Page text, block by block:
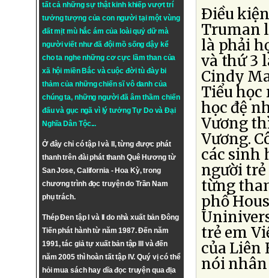
tất cả những sự thật kinh khiếp vượt trí
tưởng tượng của con người tại một vùng
đất mịt mù hắc ám của loài quỷ dữ mà
người viết như đã đội mồ sống dậy kể
cho ta nghe những cơ cực lầm than của
xã hội miền Bắc và cuộc đời tù đày bi
thảm của những chiến sĩ vô danh của
chúng ta, những người đã âm thầm chiến
đấu và gục ngã vì lý tưởngTự DovàĐại
Nghĩa Dân Tộc...
Ở đây chỉ có tập I và II, từng được phát
thanh trên đài phát thanh Quê Hương từ
San Jose, California - Hoa Kỳ, trong
chương trình đọc truyện do Trần Nam
phụ trách.
Thép Đen tập I và II do nhà xuất bản Đông
Tiến phát hành từ năm 1987. Đến năm
1991, tác giả tự xuất bản tập III và đến
năm 2005 thì hoàn tất tập IV. Quý vị có thể
hỏi mua sách hay dĩa đọc truyện qua địa
Ðiều
Truman
là phải
và thứ 3
Cindy
Tiểu học
học đệ
Vương
Vương.
các sinh
người
từng
phố
trẻ em
của Liên
nói nhân